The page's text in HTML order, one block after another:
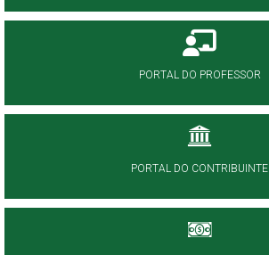
PORTAL DO PROFESSOR
PORTAL DO CONTRIBUINTE